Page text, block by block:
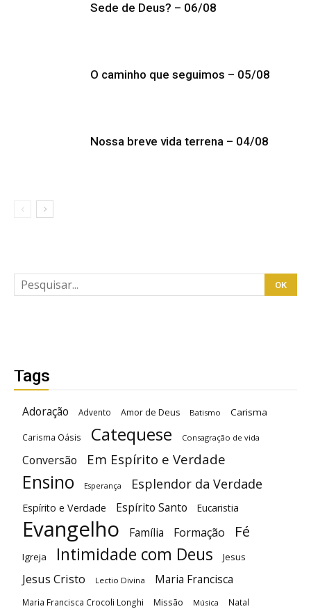
Sede de Deus? – 06/08
O caminho que seguimos – 05/08
Nossa breve vida terrena – 04/08
Tags
Adoração Advento Amor de Deus Batismo Carisma
Carisma Oásis Catequese Consagração de vida
Conversão Em Espírito e Verdade
Ensino Esperança Esplendor da Verdade
Espírito e Verdade Espírito Santo Eucaristia
Evangelho Família Formação Fé
Igreja Intimidade com Deus Jesus
Jesus Cristo Lectio Divina Maria Francisca
Maria Francisca Crocoli Longhi Missão Música Natal